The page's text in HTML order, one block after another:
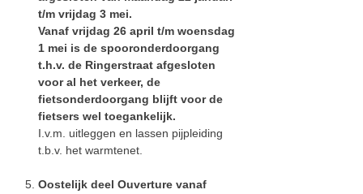
t/m vrijdag 3 mei.
Vanaf vrijdag 26 april t/m woensdag
1 mei is de spooronderdoorgang
t.h.v. de Ringerstraat afgesloten
voor al het verkeer, de
fietsonderdoorgang blijft voor de
fietsers wel toegankelijk.
I.v.m. uitleggen en lassen pijpleiding
t.b.v. het warmtenet.
Oostelijk deel Ouverture vanaf